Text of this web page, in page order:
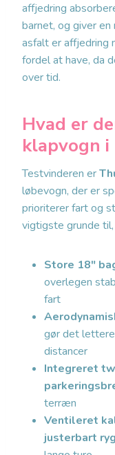
affjedring
barnet, og giver
asfalt er affjedring
fordel at have, da
over tid.
Hvad er
klapvogn i
Testvinderen er
løbevogn, der er
prioriterer fart og
vigtigste grunde
Store 18″
overlegen
fart
gør det
distancer
Integreret
terræn
Ventileret
justerbart